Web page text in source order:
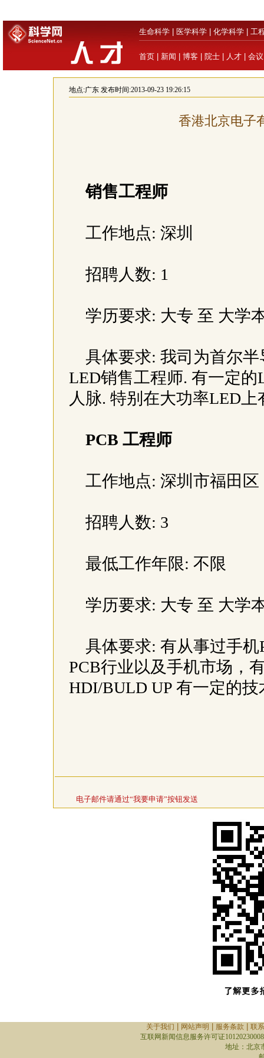
生命科学 医学科学 化学科学 工
首页 新闻 博客 院士 人才 会议
地点:广东发布时间:2013-09-23 19:26:15
香港北京电子
销售工程师
工作地点: 深圳
招聘人数: 1
学历要求: 大专 至 大学
具体要求: 我司为首尔
LED销售工程师. 有一定
人脉. 特别在大功率LED
PCB 工程师
工作地点: 深圳市福田区
招聘人数: 3
最低工作年限: 不限
学历要求: 大专 至 大学
具体要求: 有从事过手
PCB行业以及手机市场，
HDI/BULD UP 有一定的技
电子邮件请通过“我要申请”按钮发送
关于我们 网站声明 服务条款
联
互联网新闻信息服务许可证10120230008
地址：北京